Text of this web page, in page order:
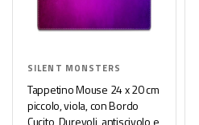
SILENT MONSTERS
Tappetino Mouse 24 x 20 cm
piccolo, viola, con Bordo
Cucito, Durevoli, antiscivolo e